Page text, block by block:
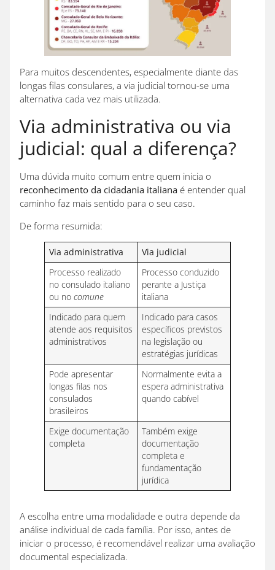
Para muitos descendentes, especialmente diante das
longas filas consulares, a via judicial tornou-se uma
alternativa cada vez mais utilizada.
Via administrativa ou via
judicial: qual a diferença?
Uma dúvida muito comum entre quem inicia o
reconhecimento da cidadania italiana é entender qual
caminho faz mais sentido para o seu caso.
De forma resumida:
Via administrativa
Via judicial
Processo realizado
no consulado italiano
ou no comune
Processo conduzido
perante a Justiça
italiana
Indicado para quem
atende aos requisitos
administrativos
Indicado para casos
específicos previstos
na legislação ou
estratégias jurídicas
Pode apresentar
longas filas nos
consulados
brasileiros
Normalmente evita a
espera administrativa
quando cabível
Exige documentação
completa
Também exige
documentação
completa e
fundamentação
jurídica
A escolha entre uma modalidade e outra depende da
análise individual de cada família. Por isso, antes de
iniciar o processo, é recomendável realizar uma avaliação
documental especializada.